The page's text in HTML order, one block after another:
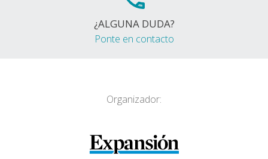
¿ALGUNA DUDA?
Ponte en contacto
Organizador: